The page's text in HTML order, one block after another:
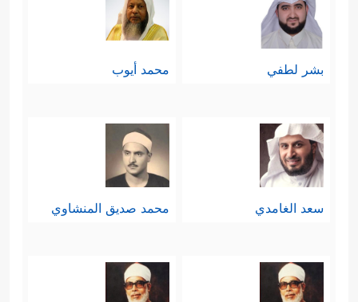
بشر لطفي محمد أيوب
سعد الغامدي محمد صديق المنشاوي